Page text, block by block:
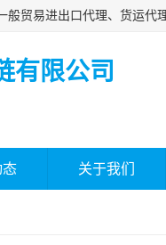
有限公司
态 关于我们